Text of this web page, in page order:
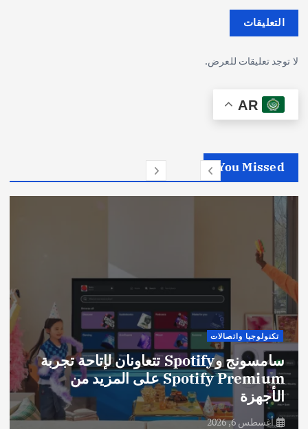
التعليقات
لا توجد تعليقات للعرض.
AR
You Missed
تكنولوجيا واتصالات
سامسونج وSpotify تتعاونان لإتاحة تجربة
Spotify Premium على المزيد من
الأجهزة
أغسطس 6, 2026